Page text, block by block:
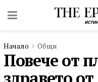
Начало Общи
Повече от